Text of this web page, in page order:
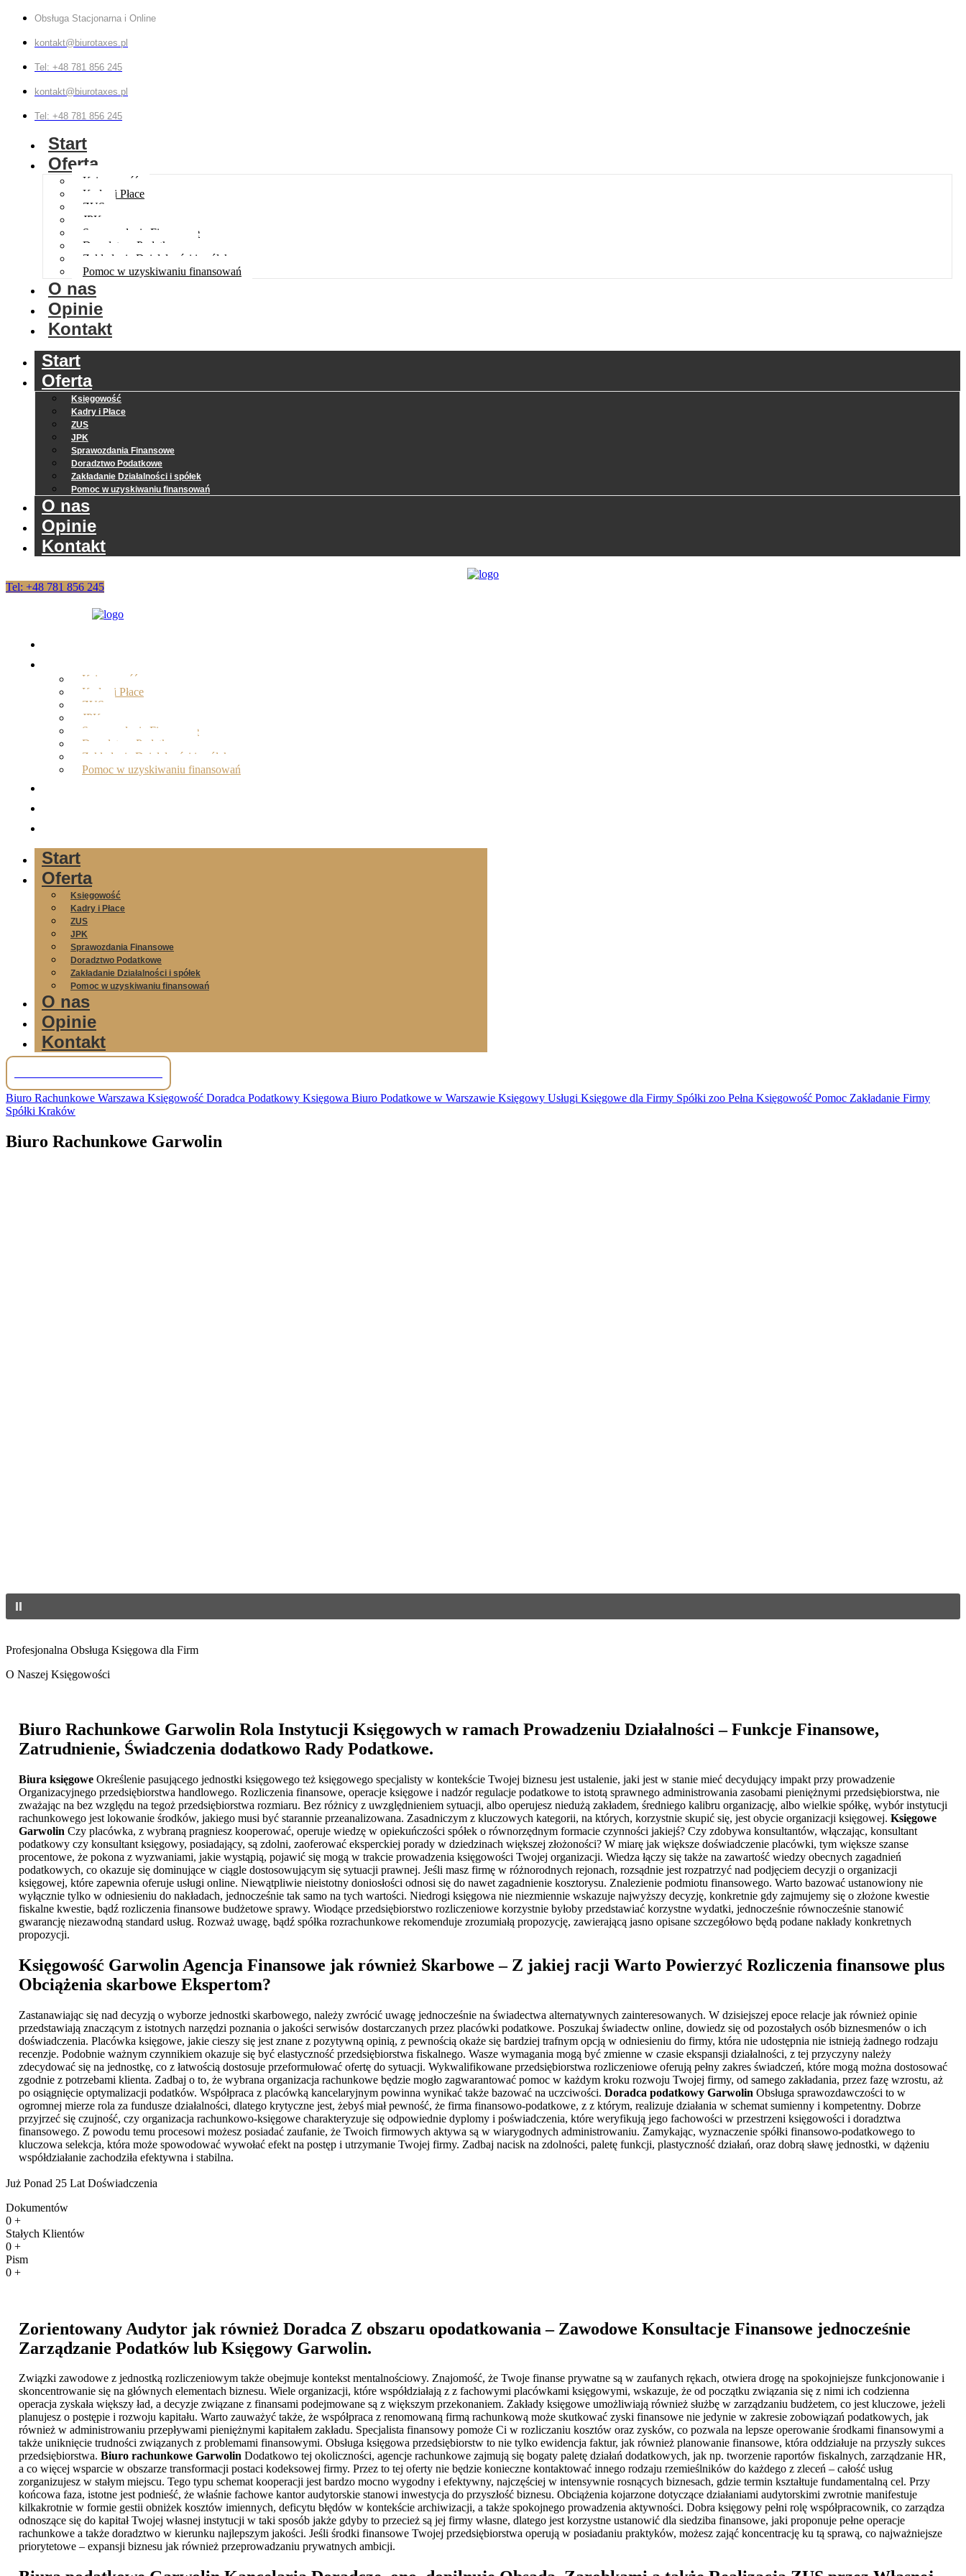
Obsługa Stacjonarna i Online
kontakt@biurotaxes.pl
Tel: +48 781 856 245
kontakt@biurotaxes.pl
Tel: +48 781 856 245
Start
Oferta
Księgowość
Kadry i Płace
ZUS
JPK
Sprawozdania Finansowe
Doradztwo Podatkowe
Zakładanie Działalności i spółek
Pomoc w uzyskiwaniu finansowań
O nas
Opinie
Kontakt
Start
Oferta
Księgowość
Kadry i Płace
ZUS
JPK
Sprawozdania Finansowe
Doradztwo Podatkowe
Zakładanie Działalności i spółek
Pomoc w uzyskiwaniu finansowań
O nas
Opinie
Kontakt
Tel: +48 781 856 245
Księgowość
Kadry i Płace
ZUS
JPK
Sprawozdania Finansowe
Doradztwo Podatkowe
Zakładanie Działalności i spółek
Pomoc w uzyskiwaniu finansowań
Start
Oferta
Księgowość
Kadry i Płace
ZUS
JPK
Sprawozdania Finansowe
Doradztwo Podatkowe
Zakładanie Działalności i spółek
Pomoc w uzyskiwaniu finansowań
O nas
Opinie
Kontakt
Biuro Rachunkowe Warszawa Księgowość Doradca Podatkowy Księgowa Biuro Podatkowe w Warszawie Księgowy Usługi Księgowe dla Firmy Spółki zoo Pełna Księgowość Pomoc Zakładanie Firmy
Spółki Kraków
Biuro Rachunkowe Garwolin
Profesjonalna Obsługa Księgowa dla Firm
O Naszej Księgowości
Biuro Rachunkowe Garwolin Rola Instytucji Księgowych w ramach Prowadzeniu Działalności – Funkcje Finansowe,
Zatrudnienie, Świadczenia dodatkowo Rady Podatkowe.
Biura księgowe Określenie pasującego jednostki księgowego też księgowego specjalisty w kontekście Twojej biznesu jest ustalenie, jaki jest w stanie mieć decydujący impakt przy prowadzenie
Organizacyjnego przedsiębiorstwa handlowego. Rozliczenia finansowe, operacje księgowe i nadzór regulacje podatkowe to istotą sprawnego administrowania zasobami pieniężnymi przedsiębiorstwa, nie
zważając na bez względu na tegoż przedsiębiorstwa rozmiaru. Bez różnicy z uwzględnieniem sytuacji, albo operujesz niedużą zakładem, średniego kalibru organizację, albo wielkie spółkę, wybór instytucji
rachunkowego jest lokowanie środków, jakiego musi być starannie przeanalizowana. Zasadniczym z kluczowych kategorii, na których, korzystnie skupić się, jest obycie organizacji księgowej. Księgowe
Garwolin Czy placówka, z wybraną pragniesz kooperować, operuje wiedzę w opiekuńczości spółek o równorzędnym formacie czynności jakiejś? Czy zdobywa konsultantów, włączając, konsultant
podatkowy czy konsultant księgowy, posiadający, są zdolni, zaoferować eksperckiej porady w dziedzinach większej złożoności? W miarę jak większe doświadczenie placówki, tym większe szanse
procentowe, że pokona z wyzwaniami, jakie wystąpią, pojawić się mogą w trakcie prowadzenia księgowości Twojej organizacji. Wiedza łączy się także na zawartość wiedzy obecnych zagadnień
podatkowych, co okazuje się dominujące w ciągle dostosowującym się sytuacji prawnej. Jeśli masz firmę w różnorodnych rejonach, rozsądnie jest rozpatrzyć nad podjęciem decyzji o organizacji
księgowej, które zapewnia oferuje usługi online. Niewątpliwie nieistotny doniosłości odnosi się do nawet zagadnienie kosztorysu. Znalezienie podmiotu finansowego. Warto bazować ustanowiony nie
wyłącznie tylko w odniesieniu do nakładach, jednocześnie tak samo na tych wartości. Niedrogi księgowa nie niezmiennie wskazuje najwyższy decyzję, konkretnie gdy zajmujemy się o złożone kwestie
fiskalne kwestie, bądź rozliczenia finansowe budżetowe sprawy. Wiodące przedsiębiorstwo rozliczeniowe korzystnie byłoby przedstawiać korzystne wydatki, jednocześnie równocześnie stanowić
gwarancję niezawodną standard usług. Rozważ uwagę, bądź spółka rozrachunkowe rekomenduje zrozumiałą propozycję, zawierającą jasno opisane szczegółowo będą podane nakłady konkretnych
propozycji.
Księgowość Garwolin Agencja Finansowe jak również Skarbowe – Z jakiej racji Warto Powierzyć Rozliczenia finansowe plus
Obciążenia skarbowe Ekspertom?
Zastanawiając się nad decyzją o wyborze jednostki skarbowego, należy zwrócić uwagę jednocześnie na świadectwa alternatywnych zainteresowanych. W dzisiejszej epoce relacje jak również opinie
przedstawiają znaczącym z istotnych narzędzi poznania o jakości serwisów dostarczanych przez placówki podatkowe. Poszukaj świadectw online, dowiedz się od pozostałych osób biznesmenów o ich
doświadczenia. Placówka księgowe, jakie cieszy się jest znane z pozytywną opinią, z pewnością okaże się bardziej trafnym opcją w odniesieniu do firmy, która nie udostępnia nie istnieją żadnego rodzaju
recenzje. Podobnie ważnym czynnikiem okazuje się być elastyczność przedsiębiorstwa fiskalnego. Wasze wymagania mogą być zmienne w czasie ekspansji działalności, z tej przyczyny należy
zdecydować się na jednostkę, co z łatwością dostosuje przeformułować ofertę do sytuacji. Wykwalifikowane przedsiębiorstwa rozliczeniowe oferują pełny zakres świadczeń, które mogą można dostosować
zgodnie z potrzebami klienta. Zadbaj o to, że wybrana organizacja rachunkowe będzie mogło zagwarantować pomoc w każdym kroku rozwoju Twojej firmy, od samego zakładania, przez fazę wzrostu, aż
po osiągnięcie optymalizacji podatków. Współpraca z placówką kancelaryjnym powinna wynikać także bazować na uczciwości. Doradca podatkowy Garwolin Obsługa sprawozdawczości to w
ogromnej mierze rola za fundusze działalności, dlatego krytyczne jest, żebyś miał pewność, że firma finansowo-podatkowe, z z którym, realizuje działania w schemat sumienny i kompetentny. Dobrze
przyjrzeć się czujność, czy organizacja rachunkowo-księgowe charakteryzuje się odpowiednie dyplomy i poświadczenia, które weryfikują jego fachowości w przestrzeni księgowości i doradztwa
finansowego. Z powodu temu procesowi możesz posiadać zaufanie, że Twoich firmowych aktywa są w wiarygodnych administrowaniu. Zamykając, wyznaczenie spółki finansowo-podatkowego to
kluczowa selekcja, która może spowodować wywołać efekt na postęp i utrzymanie Twojej firmy. Zadbaj nacisk na zdolności, paletę funkcji, plastyczność działań, oraz dobrą sławę jednostki, w dążeniu
współdziałanie zachodziła efektywna i stabilna.
Już Ponad 25 Lat Doświadczenia
Dokumentów
0 +
Stałych Klientów
0 +
Pism
0 +
Zorientowany Audytor jak również Doradca Z obszaru opodatkowania – Zawodowe Konsultacje Finansowe jednocześnie
Zarządzanie Podatków lub Księgowy Garwolin.
Związki zawodowe z jednostką rozliczeniowym także obejmuje kontekst mentalnościowy. Znajomość, że Twoje finanse prywatne są w zaufanych rękach, otwiera drogę na spokojniejsze funkcjonowanie i
skoncentrowanie się na głównych elementach biznesu. Wiele organizacji, które współdziałają z z fachowymi placówkami księgowymi, wskazuje, że od początku związania się z nimi ich codzienna
operacja zyskała większy ład, a decyzje związane z finansami podejmowane są z większym przekonaniem. Zakłady księgowe umożliwiają również służbę w zarządzaniu budżetem, co jest kluczowe, jeżeli
planujesz o postępie i rozwoju kapitału. Warto zauważyć także, że współpraca z renomowaną firmą rachunkową może skutkować zyski finansowe nie jedynie w zakresie zobowiązań podatkowych, jak
również w administrowaniu przepływami pieniężnymi kapitałem zakładu. Specjalista finansowy pomoże Ci w rozliczaniu kosztów oraz zysków, co pozwala na lepsze operowanie środkami finansowymi a
także uniknięcie trudności związanych z problemami finansowymi. Obsługa księgowa przedsiębiorstw to nie tylko ewidencja faktur, jak również planowanie finansowe, która oddziałuje na przyszły sukces
przedsiębiorstwa. Biuro rachunkowe Garwolin Dodatkowo tej okoliczności, agencje rachunkowe zajmują się bogaty paletę działań dodatkowych, jak np. tworzenie raportów fiskalnych, zarządzanie HR,
a co więcej wsparcie w obszarze transformacji postaci kodeksowej firmy. Przez to tej oferty nie będzie konieczne kontaktować innego rodzaju rzemieślników do każdego z zleceń – całość usług
zorganizujesz w stałym miejscu. Tego typu schemat kooperacji jest bardzo mocno wygodny i efektywny, najczęściej w intensywnie rosnących biznesach, gdzie termin kształtuje fundamentalną cel. Przy
końcowa faza, istotne jest podnieść, że właśnie fachowe kantor audytorskie stanowi inwestycja do przyszłość biznesu. Obciążenia kojarzone dotyczące działaniami audytorskimi zwrotnie manifestuje
kilkakrotnie w formie gestii obniżek kosztów imiennych, deficytu błędów w kontekście archiwizacji, a także spokojnego prowadzenia aktywności. Dobra księgowy pełni rolę współpracownik, co zarządza
odnoszące się do kapitał Twojej własnej instytucji w taki sposób jakże gdyby to przecież są jej firmy własne, dlatego jest korzystne ustanowić dla siedziba finansowe, jaki proponuje pełne operacje
rachunkowe a także doradztwo w kierunku najlepszym jakości. Jeśli środki finansowe Twojej przedsiębiorstwa operują w posiadaniu praktyków, możesz zająć koncentrację ku tą sprawą, co najważniejsze
priorytetowe – expansji biznesu jak również przeprowadzaniu prywatnych ambicji.